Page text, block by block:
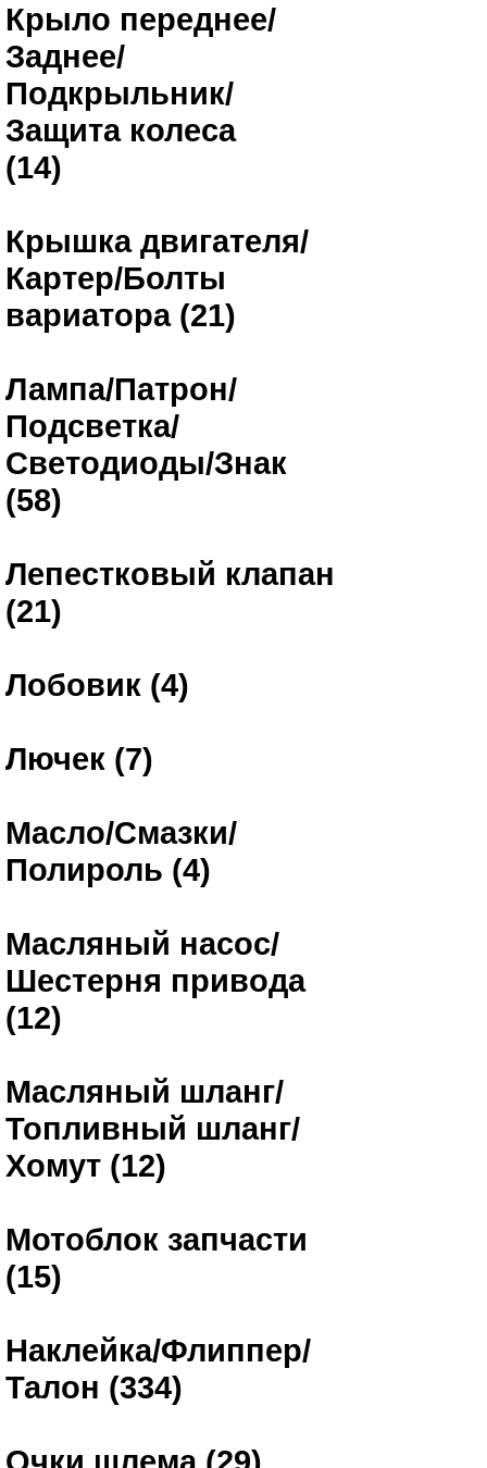
Крыло переднее/
Заднее/
Подкрыльник/
Защита колеса
(14)
Крышка двигателя/
Картер/Болты
вариатора (21)
Лампа/Патрон/
Подсветка/
Светодиоды/Знак
(58)
Лепестковый клапан
(21)
Лобовик (4)
Лючек (7)
Масло/Смазки/
Полироль (4)
Масляный насос/
Шестерня привода
(12)
Масляный шланг/
Топливный шланг/
Хомут (12)
Мотоблок запчасти
(15)
Наклейка/Флиппер/
Талон (334)